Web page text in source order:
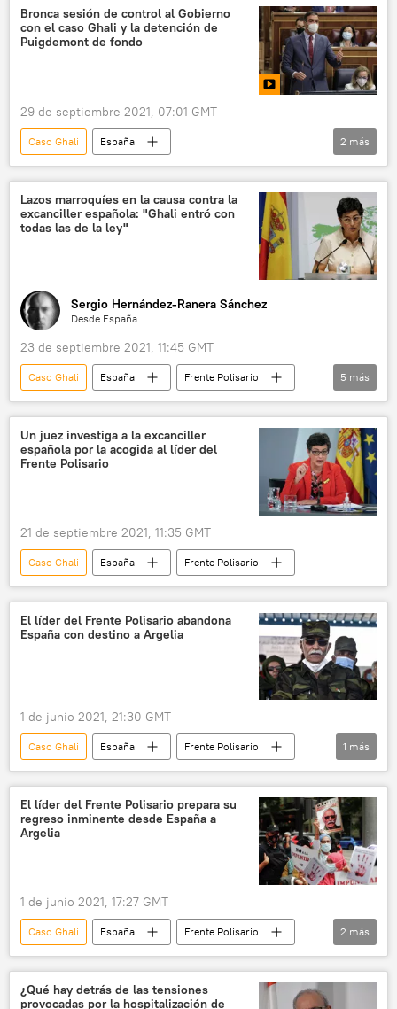
Bronca sesión de control al Gobierno
con el caso Ghali y la detención de
Puigdemont de fondo
29 de septiembre 2021, 07:01 GMT
Caso Ghali
España
Congreso de los Diputados de España
Gobierno de España
2 más
Lazos marroquíes en la causa contra la
excanciller española: "Ghali entró con
todas las de la ley"
Sergio Hernández-Ranera Sánchez
Desde España
23 de septiembre 2021, 11:45 GMT
Caso Ghali España
Frente Polisario
hospitalización
Gobierno de Marruecos
Brahim Ghali
Arancha González Laya
💬 Opinión y Análisis
5 más
Un juez investiga a la excanciller
española por la acogida al líder del
Frente Polisario
21 de septiembre 2021, 11:35 GMT
Caso Ghali España Frente Polisario
El líder del Frente Polisario abandona
España con destino a Argelia
1 de junio 2021, 21:30 GMT
Caso Ghali España
Frente Polisario
Brahim Ghali
1 más
El líder del Frente Polisario prepara su
regreso inminente desde España a
Argelia
1 de junio 2021, 17:27 GMT
Caso Ghali España
Frente Polisario
📰 Crisis migratoria en Ceuta
migración
2 más
¿Qué hay detrás de las tensiones
provocadas por la hospitalización de